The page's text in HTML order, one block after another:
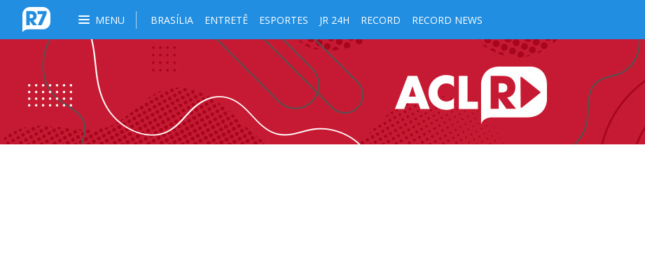
MENU BRASÍLIA ENTRETÊ ESPORTES JR 24H RECORD RECORD NEWS